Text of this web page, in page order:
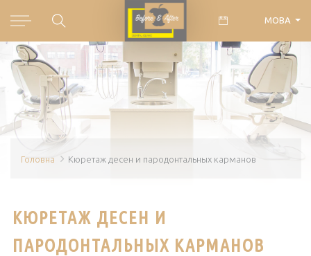
МОВА
Головна Кюретаж десен и пародонтальных карманов
КЮРЕТАЖ ДЕСЕН И
ПАРОДОНТАЛЬНЫХ КАРМАНОВ